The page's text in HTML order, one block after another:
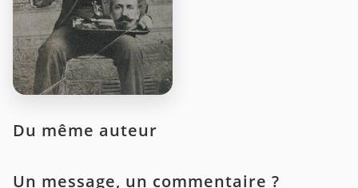
Du même auteur
Un message, un commentaire ?